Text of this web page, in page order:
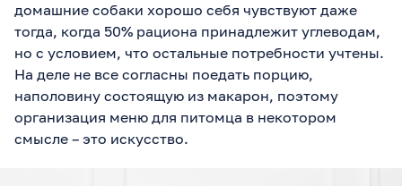
домашние собаки хорошо себя чувствуют даже
тогда, когда 50% рациона принадлежит углеводам,
но с условием, что остальные потребности учтены.
На деле не все согласны поедать порцию,
наполовину состоящую из макарон, поэтому
организация меню для питомца в некотором
смысле – это искусство.